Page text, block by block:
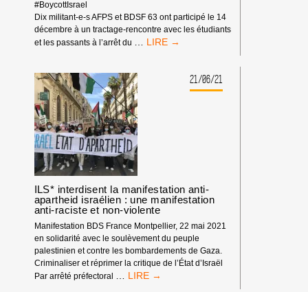
#BoycottIsrael
Dix militant-e-s AFPS et BDSF 63 ont participé le 14
décembre à un tractage-rencontre avec les étudiants
et les passants à l’arrêt du … LEGALITE
REFUGIES
21/06/21
ILS* interdisent la manifestation anti-
apartheid israélien : une manifestation
anti-raciste et non-violente
Manifestation BDS France Montpellier, 22 mai 2021
en solidarité avec le soulèvement du peuple
palestinien et contre les bombardements de Gaza.
Criminaliser et réprimer la critique de l’État d’Israël
Par arrêté préfectoral … ILS*